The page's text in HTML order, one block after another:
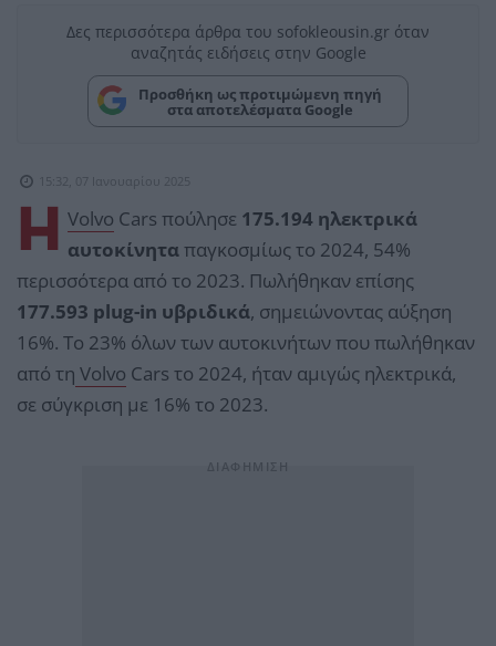
Δες περισσότερα άρθρα του sofokleousin.gr όταν
αναζητάς ειδήσεις στην Google
Προσθήκη ως προτιμώμενη πηγή
στα αποτελέσματα Google
15:32, 07 Ιανουαρίου 2025
Η Volvo Cars πούλησε 175.194 ηλεκτρικά
αυτοκίνηταπαγκοσμίως το 2024, 54%
περισσότερα από το 2023. Πωλήθηκαν επίσης
177.593 plug-in υβριδικά, σημειώνοντας αύξηση
16%. Το 23% όλων των αυτοκινήτων που πωλήθηκαν
από τη Volvo Cars το 2024, ήταν αμιγώς ηλεκτρικά,
σε σύγκριση με 16% το 2023.